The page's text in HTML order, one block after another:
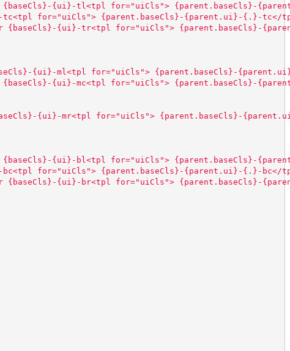
{ui}-tl<tpl for="uiCls"> {parent.baseCls}-
tc<tpl for="uiCls"> {parent.baseCls}-{parent.ui}-{.}-tc</
{baseCls}-{ui}-tr<tpl for="uiCls"> {parent.baseCls}-
{ui}-ml<tpl for="uiCls"> {parent.baseCls}-
{baseCls}-{ui}-mc<tpl for="uiCls"> {parent.baseCls}-
{ui}-mr<tpl for="uiCls"> {parent.baseCls}-
{ui}-bl<tpl for="uiCls"> {parent.baseCls}-
bc<tpl for="uiCls"> {parent.baseCls}-{parent.ui}-{.}-bc</
{baseCls}-{ui}-br<tpl for="uiCls"> {parent.baseCls}-